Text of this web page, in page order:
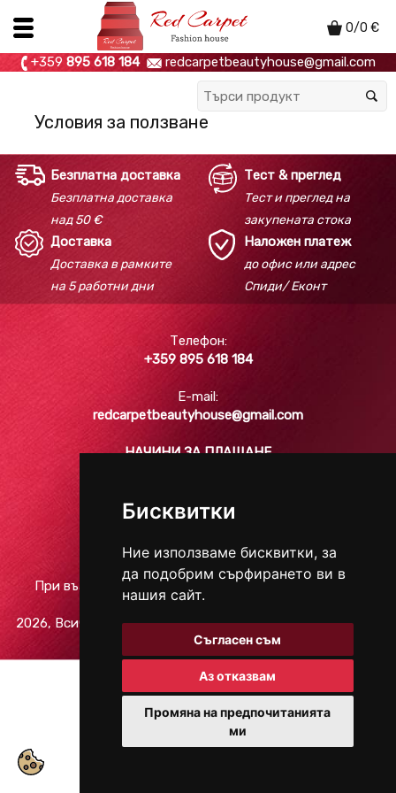
Бисквитки
Ние използваме бисквитки, за
да подобрим сърфирането ви в
нашия сайт.
Съгласен съм
Аз отказвам
Промяна на предпочитанията
ми
0/0 €
+359 895 618 184 redcarpetbeautyhouse@gmail.com
Условия за ползване
Безплатна доставка
Безплатна доставка
над 50 €
Тест & преглед
Тест и преглед на
закупената стока
Доставка
Доставка в рамките
на 5 работни дни
Наложен платеж
до офис или адрес
Спиди/ Еконт
Телефон:
+359 895 618 184
E-mail:
redcarpetbeautyhouse@gmail.com
НАЧИНИ ЗА ПЛАЩАНЕ
СОЦИАЛНИ МРЕЖИ
При възникване на спор, свързан с покупка онлайн,
можете да ползвате "сайта ОРС"
2026, Всички права запазени.Защита на личните данни
Условия за ползване